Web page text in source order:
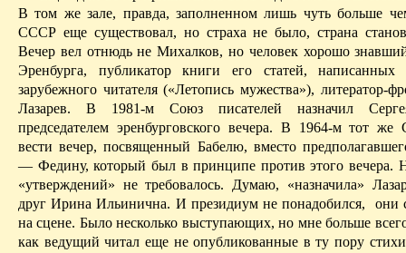
В том же зале, правда, заполненном лишь чуть больше
СССР еще существовал, но страха не было, страна
Вечер вел отнюдь не Михалков, но человек хорошо
Эренбурга, публикатор книги его статей,
зарубежного читателя («Летопись мужества»), литератор-
Лазарев. В 1981-м Союз писателей назначил
председателем эренбурговскоговечера. В 1964-м тот же
вести вечер, посвященный Бабелю, вместо
— Федину, который был в принципе против этого вечера.
«утверждений» не требовалось. Думаю, «назначила»
друг Ирина Ильинична. И президиум не понадобился,
они
на сцене. Было несколько выступающих, но мне больше
как ведущий читал еще не опубликованные в ту пору